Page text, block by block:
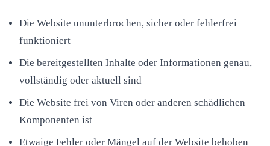
Die Website ununterbrochen, sicher oder fehlerfrei
funktioniert
Die bereitgestellten Inhalte oder Informationen genau,
vollständig oder aktuell sind
Die Website frei von Viren oder anderen schädlichen
Komponenten ist
Etwaige Fehler oder Mängel auf der Website behoben